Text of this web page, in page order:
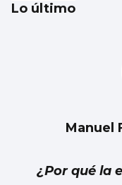
Lo último
Manuel
¿Por qué la